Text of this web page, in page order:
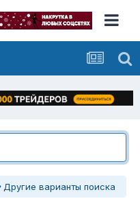
Другие варианты поиска